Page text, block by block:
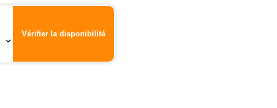
Vérifier la disponibilité